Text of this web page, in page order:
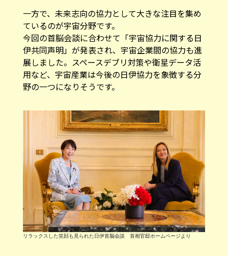
一方で、未来志向の協力として大きな注目を集め
ているのが宇宙分野です。
今回の首脳会談に合わせて「宇宙協力に関する日
伊共同声明」が発表され、宇宙企業間の協力も進
展しました。スペースデブリ対策や衛星データ活
用など、宇宙産業は今後の日伊協力を象徴する分
野の一つになりそうです。
リラックスした笑顔も見られた日伊首脳会談 首相官邸ホームページより